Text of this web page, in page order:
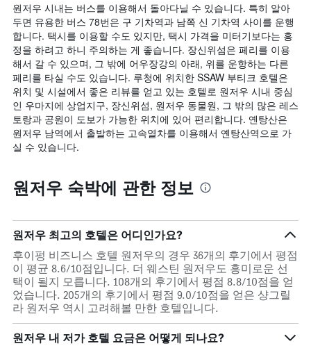
원저우 시내는 버스를 이용해서 돌아다닐 수 있습니다. 특히 알아
두면 유용한 버스 78번은 구 기차역과 남쪽 신 기차역 사이를 운행
합니다. 택시를 이용할 수도 있지만, 택시 가격을 미터기보다는 흥
정을 하려고 하니 주의하는 게 좋습니다. 장신위섬은 페리를 이용
해서 갈 수 있으며, 그 밖에 어우장강의 아래, 위를 운항하는 다른
페리를 타실 수도 있습니다. 루청에 위치한 SSAW 부티크 호텔은
위치 및 시설에서 좋은 리뷰를 얻고 있는 호텔로 원저우 시내 중심
인 우마지에 상업지구, 장신위섬, 원저우 동물원, 그 밖의 많은 레스
토랑과 공원이 도보가 가능한 위치에 있어 편리합니다. 옌탕산은
원저우 남역에서 출발하는 고속열차를 이용해서 옌탕산역으로 가
실 수 있습니다.
원저우 숙박에 관한 정보
원저우 최고의 호텔은 어디인가요?
후이펑 비즈니스 호텔 원저우의 경우 36개의 후기에서 평점
이 평균 8.6/10점입니다. 더 웨스틴 원저우도 흥미로운 선
택이 될지 모릅니다. 108개의 후기에서 평점 8.8/10점을 얻
었습니다. 205개의 후기에서 평점 9.0/10점을 얻은 샹그릴
라 원저우 역시 고려해볼 만한 호텔입니다.
원저우 내 저가 호텔 요금은 어떻게 되나요?